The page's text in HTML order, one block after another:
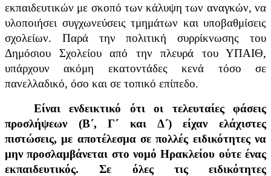
εκπαιδευτικών με σκοπό των κάλυψη των αναγκών, να
υλοποιήσει συγχωνεύσεις τμημάτων και υποβαθμίσεις
σχολείων. Παρά την πολιτική συρρίκνωσης του
Δημόσιου Σχολείου από την πλευρά του ΥΠΑΙΘ,
υπάρχουν ακόμη εκατοντάδες κενά τόσο σε
πανελλαδικό, όσο και σε τοπικό επίπεδο.
Είναι ενδεικτικό ότι οι τελευταίες φάσεις
προσλήψεων (Β΄, Γ΄ και Δ΄) είχαν ελάχιστες
πιστώσεις, με αποτέλεσμα σε πολλές ειδικότητες να
μην προσλαμβάνεται στο νομό Ηρακλείου ούτε ένας
εκπαιδευτικός. Σε όλες τις ειδικότητες